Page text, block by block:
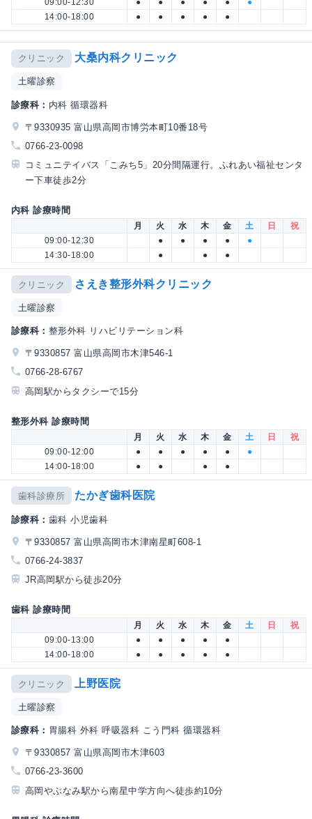
09:00-12:30 ● ● ● ● ●
●
14:00-18:00
● ● ● ● ●
クリニック 大桑内科クリニック
土曜診察
診療科： 内科 循環器科
〒9330935 富山県高岡市博労本町10番18号
0766-23-0098
コミュニテイバス「こみち5」20分間隔運行。ふれあい福祉センタ
ー下車徒歩2分
内科 診療時間
月 火 水 木 金 土 日
祝
09:00-12:30
● ● ● ●
●
14:30-18:00
● ● ●
クリニック さえき整形外科クリニック
土曜診察
診療科： 整形外科 リハビリテーション科
〒9330857 富山県高岡市木津546-1
0766-28-6767
高岡駅からタクシーで15分
整形外科 診療時間
月 火 水 木 金 土 日
祝
09:00-12:00
● ● ● ● ●
●
14:00-18:00
● ● ● ●
歯科診療所 たかぎ歯科医院
診療科： 歯科 小児歯科
〒9330857 富山県高岡市木津南星町608-1
0766-24-3837
JR高岡駅から徒歩20分
歯科 診療時間
月 火 水 木 金 土 日
祝
09:00-13:00
● ● ● ●
●
14:00-18:00
● ● ● ● ●
クリニック 上野医院
土曜診察
診療科： 胃腸科 外科 呼吸器科 こう門科 循環器科
〒9330857 富山県高岡市木津603
0766-23-3600
高岡やぶなみ駅から南星中学方向へ徒歩約10分